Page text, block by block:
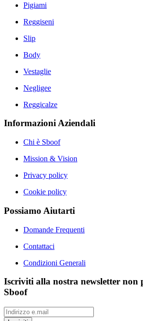
Pigiami
Reggiseni
Slip
Body
Vestaglie
Negligee
Reggicalze
Informazioni Aziendali
Chi è Sboof
Mission & Vision
Privacy policy
Cookie policy
Possiamo Aiutarti
Domande Frequenti
Contattaci
Condizioni Generali
Iscriviti alla nostra newsletter non
Sboof